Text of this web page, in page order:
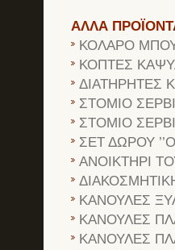
ΑΛΛΑ
ΚΟΛΑΡΟ
ΚΟΠΤΕΣ
ΔΙΑΤΗΡΗΤΕΣ
ΣΤΟΜΙΟ
ΣΤΟΜΙΟ
ΣΕΤ ΔΩΡΟΥ
ΑΝΟΙΚΤΗΡΙ
ΚΑΝΟΥΛΕΣ
ΚΑΝΟΥΛΕΣ
ΚΑΝΟΥΛΕΣ